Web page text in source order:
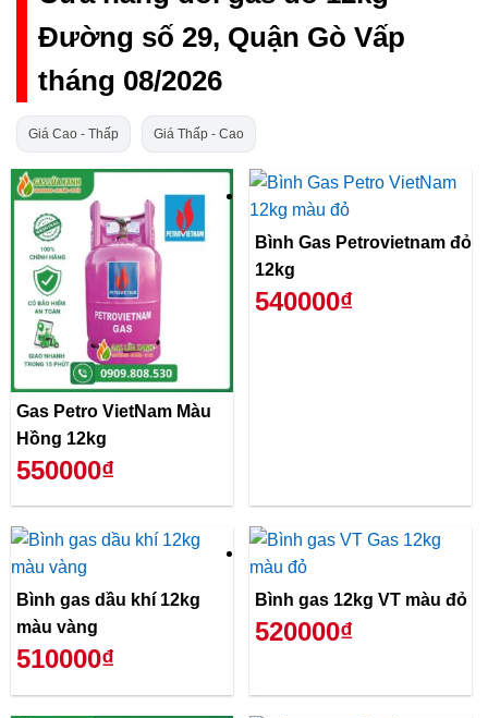
Đường số 29, Quận Gò Vấp
tháng 08/2026
Giá Cao - Thấp Giá Thấp - Cao
Gas Petro VietNam Màu
Hồng 12kg
550000₫
Bình Gas Petrovietnam đỏ
12kg
540000₫
Bình gas dầu khí 12kg
màu vàng
510000₫
Bình gas 12kg VT màu đỏ
520000₫